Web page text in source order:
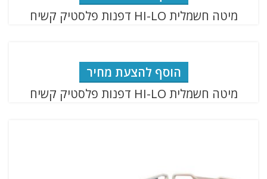
מיטה חשמלית HI-LO דפנות פלסטיק קשיח
הוסף להצעת מחיר
מיטה חשמלית HI-LO דפנות פלסטיק קשיח